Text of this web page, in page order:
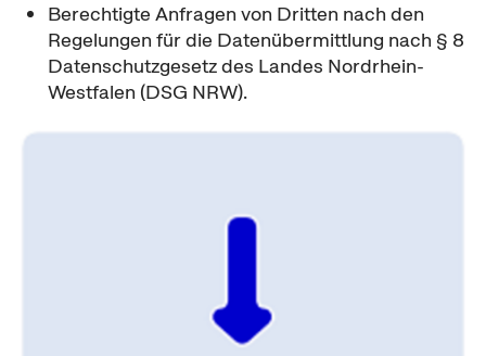
Berechtigte Anfragen von Dritten nach den
Regelungen für die Datenübermittlung nach § 8
Datenschutzgesetz des Landes Nordrhein-
Westfalen (DSG NRW).